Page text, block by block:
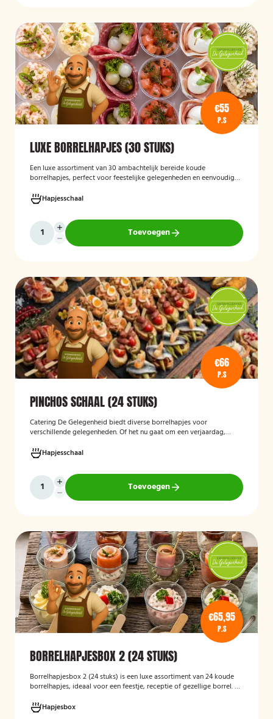
€55
P.S
LUXE BORRELHAPJES (30 STUKS)
Een luxe assortiment van 30 ambachtelijk bereide koude
borrelhapjes, perfect voor feestelijke gelegenheden en eenvoudig
Hapjesschaal
Toevoegen
€66
P.S
PINCHOS SCHAAL (24 STUKS)
Catering De Gelegenheid biedt diverse borrelhapjes voor
verschillende gelegenheden. Of het nu gaat om een verjaardag,
Hieronder ziet u een selectie uit ons aanbod. De Poncho's schaal is
geschikt voor maximaal 6 personen
Hapjesschaal
Toevoegen
€65,95
P.S
BORRELHAPJESBOX 2 (24 STUKS)
Borrelhapjesbox 2 (24 stuks) is een luxe assortiment van 24 koude
borrelhapjes, ideaal voor een feestje, receptie of gezellige borrel. De
klaar worden geleverd, zodat u uw gasten eenvoudig kunt trakteren
op een smaakvolle en feestelijke borrelervaring.
Hapjesbox